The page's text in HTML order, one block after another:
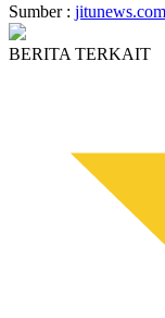
Sumber :
BERITA TERKAIT